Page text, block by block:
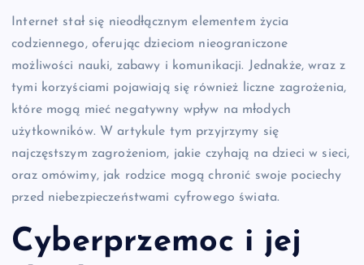
Internet stał się nieodłącznym elementem życia
codziennego, oferując dzieciom nieograniczone
możliwości nauki, zabawy i komunikacji. Jednakże, wraz z
tymi korzyściami pojawiają się również liczne zagrożenia,
które mogą mieć negatywny wpływ na młodych
użytkowników. W artykule tym przyjrzymy się
najczęstszym zagrożeniom, jakie czyhają na dzieci w sieci,
oraz omówimy, jak rodzice mogą chronić swoje pociechy
przed niebezpieczeństwami cyfrowego świata.
Cyberprzemoc i jej